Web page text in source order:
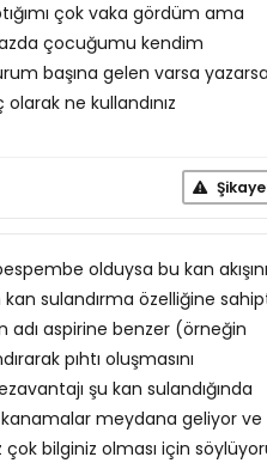
çok vaka gördüm ama
çocuğumu kendim
başına gelen varsa yazarsa
ne kullandınız
olduysa bu kan
sulandırma özelliğine
adı aspirine benzer (örneğin
pıhtı oluşmasını
şu kan sulandığında
meydana geliyor ve
çok bilginiz olması için